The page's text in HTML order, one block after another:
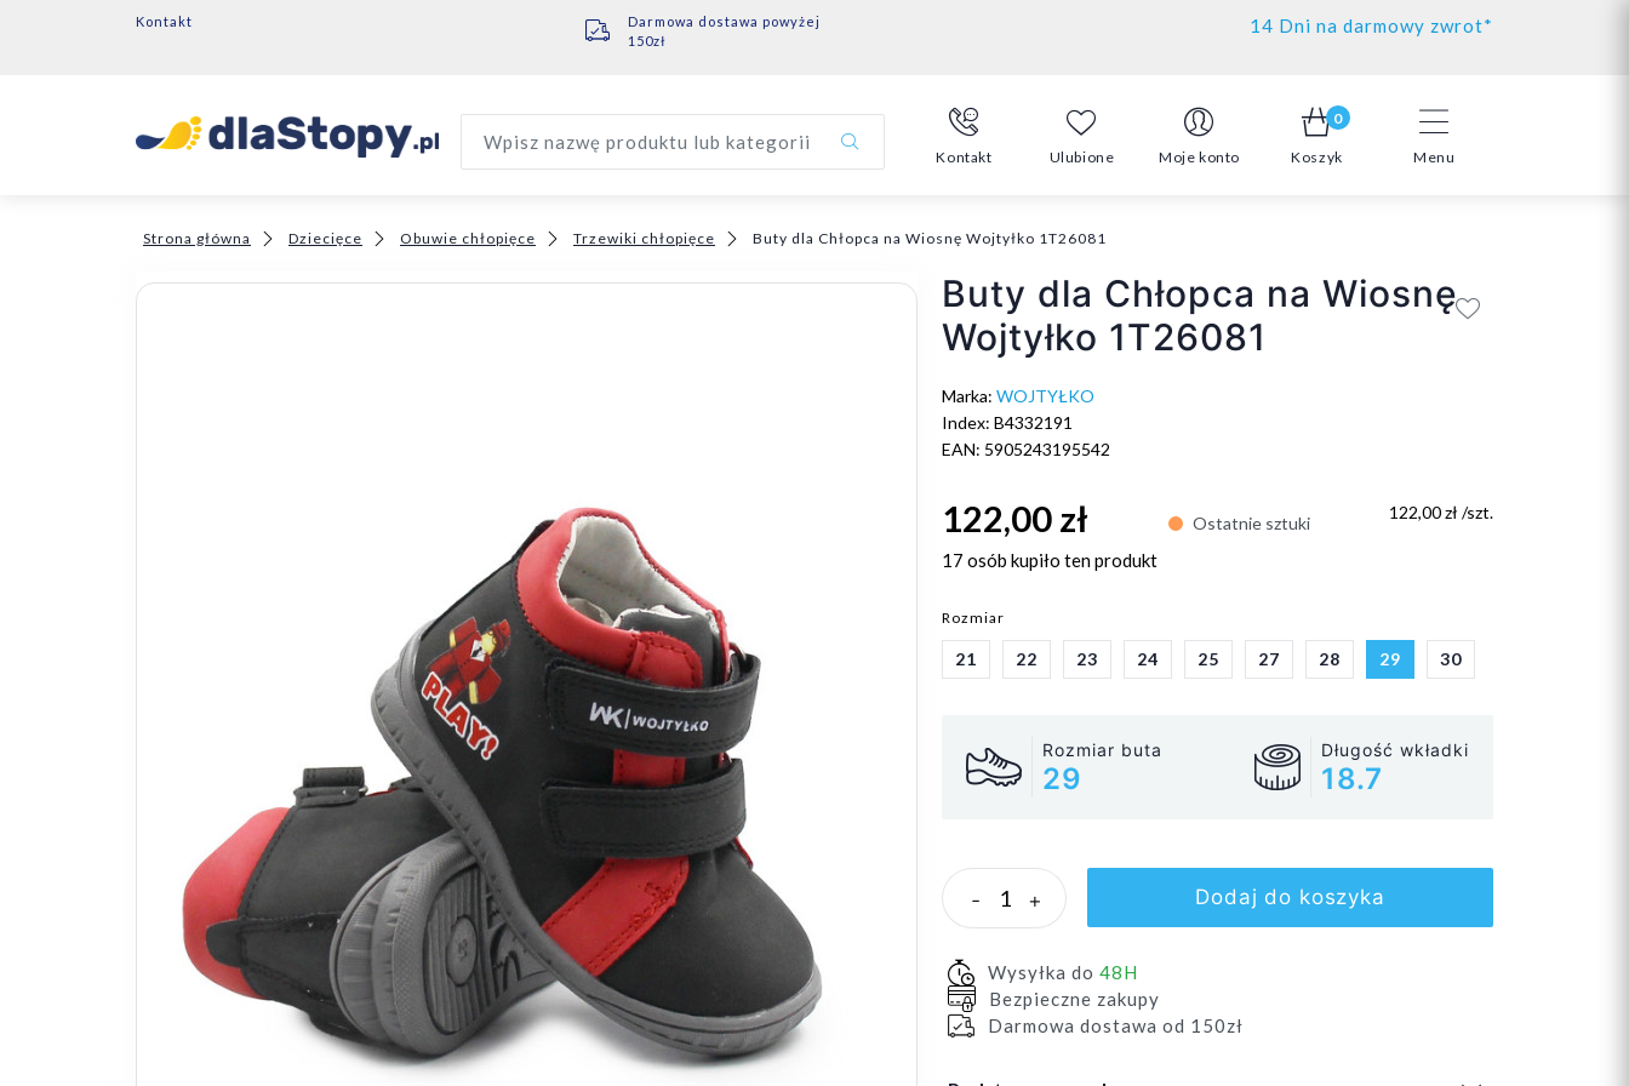
Kontakt
Darmowa dostawa powyżej
150zł
14 Dni na darmowy zwrot*
Menu
Wpisz nazwę produktu lub kategorii
Kontakt Ulubione Moje konto
0
Koszyk
Strona główna Dziecięce Obuwie chłopięce Trzewiki chłopięce Buty dla Chłopca na Wiosnę Wojtyłko 1T26081
Buty dla Chłopca na Wiosnę
Wojtyłko 1T26081
Marka: WOJTYŁKO
Index: B4332191
EAN: 5905243195542
122,00 zł Ostatnie sztuki
122,00 zł /szt.
17 osób kupiło ten produkt
Rozmiar
21 22 23 24 25 27 28 29 30
Rozmiar buta
29
Długość wkładki
18.7
- + Dodaj do koszyka
Wysyłka do 48H
Bezpieczne zakupy
Darmowa dostawa od 150zł